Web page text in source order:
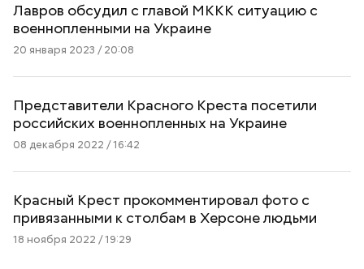
Лавров обсудил с главой МККК ситуацию с
военнопленными на Украине
20 января 2023 / 20:08
Представители Красного Креста посетили
российских военнопленных на Украине
08 декабря 2022 / 16:42
Красный Крест прокомментировал фото с
привязанными к столбам в Херсоне людьми
18 ноября 2022 / 19:29